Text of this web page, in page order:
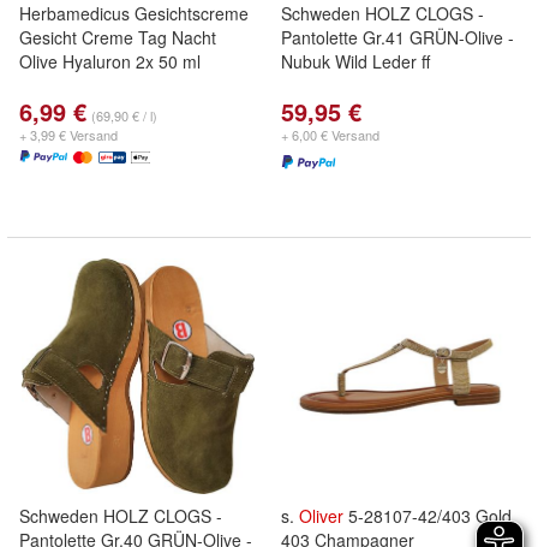
Herbamedicus Gesichtscreme
Gesicht Creme Tag Nacht
Olive Hyaluron 2x 50 ml
6,99 € (69,90 € / l)
+ 3,99 € Versand
Schweden HOLZ CLOGS -
Pantolette Gr.41 GRÜN-Olive -
Nubuk Wild Leder ff
59,95 €
+ 6,00 € Versand
Schweden HOLZ CLOGS -
Pantolette Gr.40 GRÜN-Olive -
s. Oliver 5-28107-42/403 Gold
403 Champagner